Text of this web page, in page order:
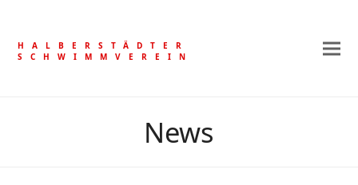
HALBERSTÄDTER
SCHWIMMVEREIN
News